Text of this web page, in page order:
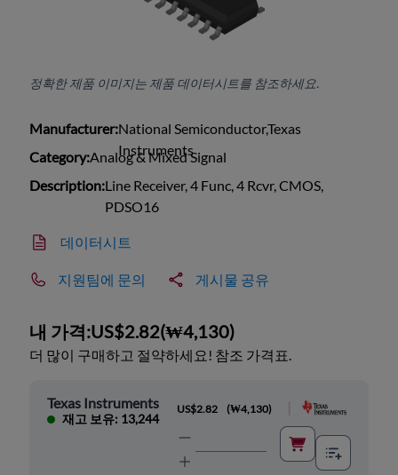
정확한 제품 이미지는 제품 데이터시트를 참조하세요.
Manufacturer:National Semiconductor,Texas
Instruments
Category:Analog & Mixed Signal
Description:Line Receiver, 4 Func, 4 Rcvr, CMOS,
PDSO16
데이터시트
지원팀에 문의 게시물 공유
내 가격:US$2.82(₩4,130)
더 많이 구매하고 절약하세요! 참조 가격표.
Texas Instruments
재고 보유: 13,244
US$2.82 (₩4,130)